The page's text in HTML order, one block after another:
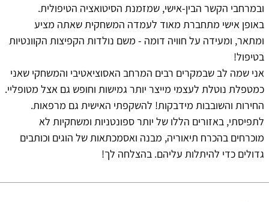
ובמרחבי הקשר הבין-אישי, שמזמנת הסיטואציה הטיפולית.
באופן אישי מתחברת מאוד לעמדה המשחקית שאתה מציע
ומתאר, ומעידה על חוויה דומה - משם נולדות הקפיצות הקוונטיות
בטיפול!
אני שמה לב שבמקרים רבים המרחב האסוציאטיבי והמשחקי שאני
כמטפלת נוטלת לעצמי מייצר יותר גמישות וחופש גם אצל מטופליי.
החירות והשובבות מידבקות! להשקפתי האישית גם מרפאות.
לתפיסתי, באזורים הללו של יותר ספונטניות ומשחקיות לא
מוכרחים בהכרח תיאוריה, מבנה ואסמכתאות של הוגים וכותבים
גדולים כדי להיתלות עליהם. בהצלחה לך!